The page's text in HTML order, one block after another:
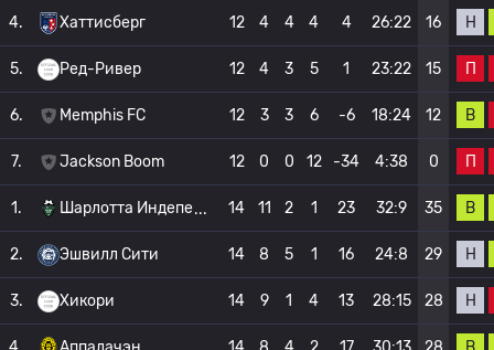
4. Хаттисберг 12 4 4 4 4 26:22 16 Н
5. Ред-Ривер 12 4 3 5 1 23:22 15 П
6. Memphis FC 12 3 3 6 -6 18:24 12 В
7. Jackson Boom 12 0 0 12 -34 4:38 0 П
1. Шарлотта Индепе 14 11 2 1 23 32:9 35 В
2. Эшвилл Сити 14 8 5 1 16 24:8 29 Н
3. Хикори 14 9 1 4 13 28:15 28 Н